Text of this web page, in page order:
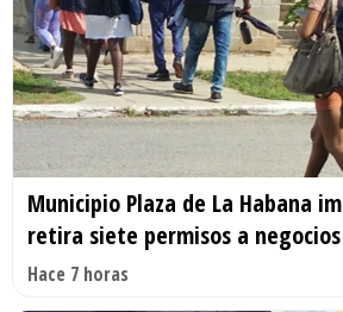
Municipio Plaza de La Habana
retira siete permisos a
Hace 7 horas